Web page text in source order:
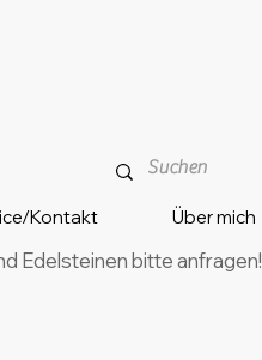
Kontakt Über mich
Edelsteinen bitte anfragen!